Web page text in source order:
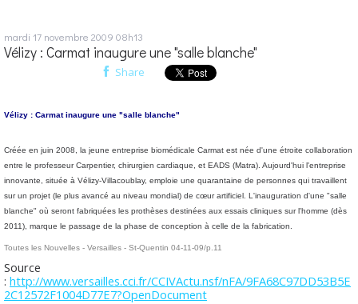
mardi 17 novembre 2009 08h13
Vélizy : Carmat inaugure une "salle blanche"
Share
Vélizy : Carmat inaugure une "salle blanche"
Créée en juin 2008, la jeune entreprise biomédicale Carmat est née d'une étroite collaboration
entre le professeur Carpentier, chirurgien cardiaque, et EADS (Matra). Aujourd'hui l'entreprise
innovante, située à Vélizy-Villacoublay, emploie une quarantaine de personnes qui travaillent
sur un projet (le plus avancé au niveau mondial) de cœur artificiel. L'inauguration d'une "salle
blanche" où seront fabriquées les prothèses destinées aux essais cliniques sur l'homme (dès
2011), marque le passage de la phase de conception à celle de la fabrication.
Toutes les Nouvelles - Versailles - St-Quentin 04-11-09/p.11
Source
: http://www.versailles.cci.fr/CCIVActu.nsf/nFA/9FA68C97DD53B5E
2C12572F1004D77E7?OpenDocument